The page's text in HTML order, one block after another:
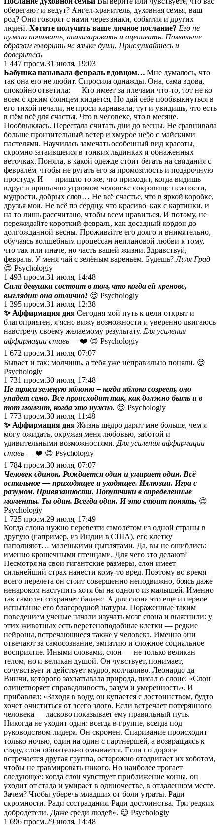
оберегают и ведут? Ангел-хранитель, духовная семья, ваш
род? Они говорят с нами через знаки, события и других
людей. Хотите получить ваше личное послание? Его не
нужно понимать, анализировать и оценивать. Позвольте
образам говорить на языке души. Прислушайтесь и
доверьтесь
1 447 просм.31 июля, 19:03
Бабушка называла февраль вдовцом… Мне думалось, что
так она его не любит. Спросила однажды. Она, сама вдова,
спокойно ответила: — Кто имеет за плечами что-то, тот не ко
всем с ярким солнцем кидается. Но дай себе пообвыкнуться в
его тихой печали, не проси карнавала, тут и увидишь, что есть
в нём всё для счастья. Что в человеке, что в месяце.
Пообвыклась. Перестала считать дни до весны. Не сравнивала
больше пронзительный ветер и хмурое небо с майскими
пастелями. Научилась замечать особенный вид красоты,
скромно затаившейся в тонких льдинках и обнажённых
веточках. Поняла, в какой одежде стоит бегать на свидания с
февралём, чтобы не ругать его за промозглость и подарочную
простуду. И — пришло то же, что приходит, когда видишь
вдруг в привычно угрюмом человеке сокровище нежности,
мудрости, добрых слов… Не всё счастье, что в яркой коробке,
друзья мои. Не всё по сердцу, что красиво, как с картинки, и
на то лишь рассчитано, чтобы всем нравиться. И потому, не
пережидайте короткий февраль, как досадный кордон до
долгожданной весны. Проживайте его долго и внимательно,
обучаясь волшебным процессам неплановой любви к тому,
что так или иначе, но часть вашей жизни. Здравствуй,
февраль. У меня чай с зелёным вареньем. Будешь?Лиля Град
😌 Psychologiy
1 493 просм.31 июля, 14:48
Сила девушки состоит в том, что когда ей хреново,
выглядит она отлично! 😌 Psychologiy
1 395 просм.31 июля, 12:38
✨Аффирмация дня Сегодня мой путь к цели открыт и
благоприятен, я ясно вижу возможности и уверенно двигаюсь
навстречу своему желаемому результату. Для усиления
аффирмации ставь — ❤️ 😌 Psychologiy
1 672 просм.31 июля, 07:07
Бывает и так: молчишь, а тебя уже неправильно поняли. 😌
Psychologiy
1 731 просм.30 июля, 17:48
Не тряси зеленую яблоню – когда яблоко созреет, оно
упадет само. Все происходит так, как должно быть и в
тот момент, когда это нужно. 😌 Psychologiy
1 773 просм.30 июля, 11:48
✨Аффирмация дня Жизнь щедро дарит мне больше, чем я
могу ожидать, окружая меня любовью, заботой и
удивительными возможностями. Для усиления аффирмации
ставь — ❤️ 😌 Psychologiy
1 784 просм.30 июля, 07:07
Человек одинок. Рождается один и умирает один. Всё
остальное — приходящее и уходящее. Иллюзии. Игра с
разумом. Привязанности. Попутчики в определенные
моменты. Ты один. Всегда один. И это стоит понять. 😌
Psychologiy
1 725 просм.29 июля, 17:49
Когда слона нужно перевезти самолётом из одной страны в
другую (например, из Индии в США), его клетку
наполняют… маленькими цыплятами. Да, вы не ошиблись:
именно крошечными птенцами. Для чего это делают?
Несмотря на свои гигантские размеры, слон имеет
сильнейший страх нанести кому-то вред. Поэтому во время
всего перелета он стоит совершенно неподвижно, боясь даже
ненароком наступить хотя бы на одного из малышей. Именно
так самолет сохраняет баланс. А для слона это еще и первое
испытание его благородной натуры. Пораженные таким
поведением ученые начали изучать мозг слона и выяснили: у
этих животных есть веретеноподобные клетки — редкие
нейроны, встречающиеся также у человека. Именно они
отвечают за самосознание, эмпатию и сложное социальное
восприятие. Иными словами, слон — не только великан
телом, но и великан душой. Он чувствует, понимает,
сочувствует и действует мудро, молчаливо. Леонардо да
Винчи, которого захватывала природа, писал о слоне: «Слон
олицетворяет справедливость, разум и умеренность». И
прибавлял: «Заходя в воду, он купается с достоинством, будто
хочет очиститься от всего злого. Если встречает потерянного
человека — ласково показывает ему правильный путь.
Никогда не уходит один: всегда в группе, всегда под
руководством лидера. Он скромен. Спаривание происходит
только ночью, один на один с партнершей, а возвращаясь к
стаду, слон обязательно омывается. Если по дороге
встречается другая группа, осторожно отодвигает их хоботом,
чтобы не травмировать никого. Но наиболее трогает
следующее: когда слон чувствует приближение конца, он
уходит от стада и умирает в одиночестве, в отдаленном месте.
Зачем? Чтобы уберечь младших от боли утраты. Ради
скромности. Ради сострадания. Ради достоинства. Три редких
добродетели. Даже среди людей». 😌 Psychologiy
1 696 просм.29 июля, 14:48